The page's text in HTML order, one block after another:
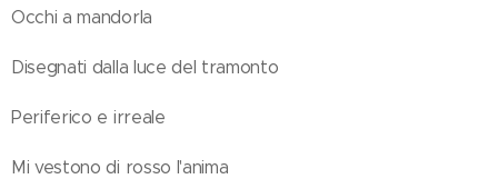
Occhi a mandorla
Disegnati dalla luce del tramonto
Periferico e irreale
Mi vestono di rosso l'anima